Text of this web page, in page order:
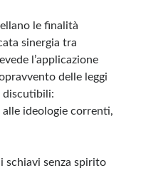
le finalità
sinergia tra
l’applicazione
delle leggi
discutibili:
alle ideologie correnti,
schiavi senza spirito